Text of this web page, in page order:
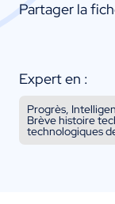
Partager la
Expert en :
Progrès,
Brève histoire
technologiques